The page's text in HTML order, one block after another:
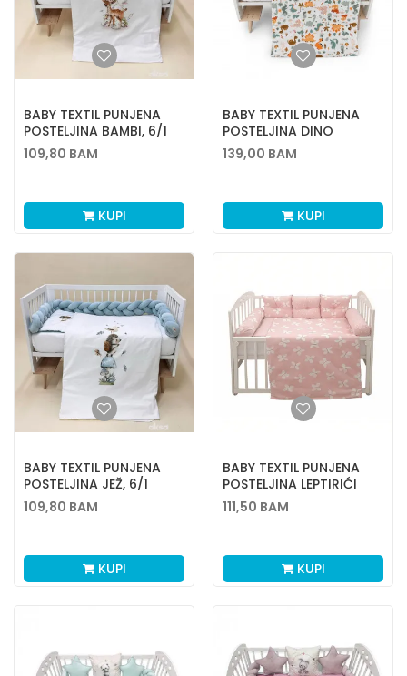
BABY TEXTIL PUNJENA
POSTELJINA BAMBI, 6/1
109,80 BAM
KUPI
BABY TEXTIL PUNJENA
POSTELJINA DINO
DRUŽINA, 6/1
139,00 BAM
KUPI
BABY TEXTIL PUNJENA
POSTELJINA JEŽ, 6/1
109,80 BAM
KUPI
BABY TEXTIL PUNJENA
POSTELJINA LEPTIRIĆI
111,50 BAM
KUPI